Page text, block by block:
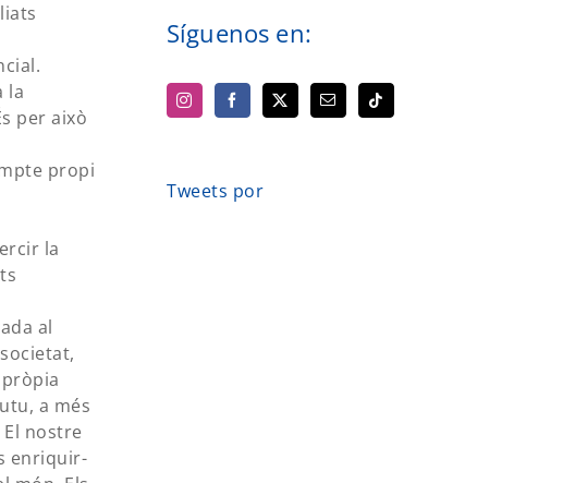
la
per això
propi
la
al
a més
nostre
enriquir-
Síguenos en:
Tweets por